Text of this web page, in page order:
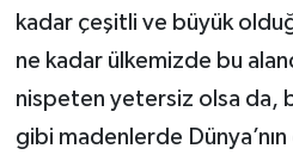
kadar çeşitli ve büyük
ne kadar ülkemizde bu
nispeten yetersiz olsa da,
gibi madenlerde